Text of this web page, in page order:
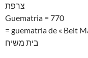
צרפת
Guematria = 770
= guematria de « Beit
בית משיח